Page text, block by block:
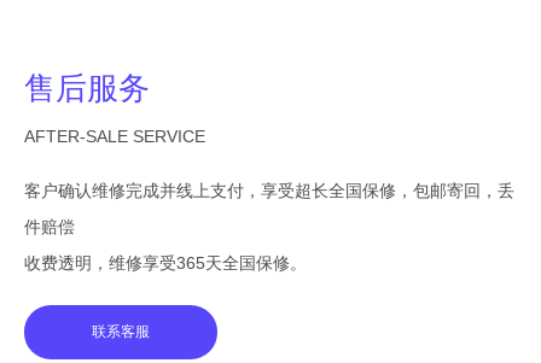
售后服务
AFTER-SALE SERVICE
客户确认维修完成并线上支付，享受超长全国保修，包邮寄回，丢
件赔偿
收费透明，维修享受365天全国保修。
联系客服